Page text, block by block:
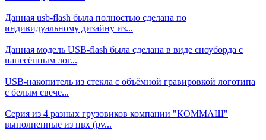
Данная usb-flash была полностью сделана по
индивидуальному дизайну из...
Данная модель USB-flash была сделана в виде сноуборда с
нанесённым лог...
USB-накопитель из стекла с объёмной гравировкой логотипа
с белым свече...
Серия из 4 разных грузовиков компании "КОММАШ"
выполненные из пвх (pv...